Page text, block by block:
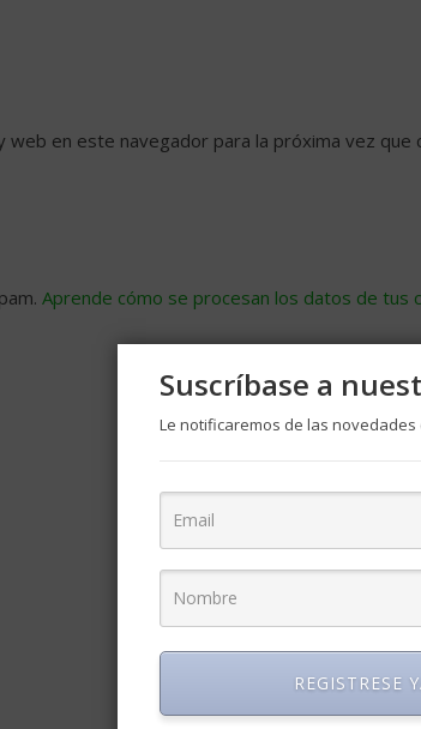
web en este navegador para la próxima vez que
Aprende cómo se procesan los datos de tus
Suscríbase a
Le notificaremos de las novedades
REGISTRESE